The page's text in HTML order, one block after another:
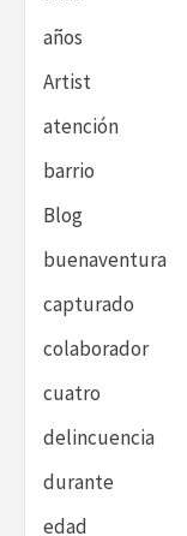
años
Artist
atención
barrio
Blog
buenaventura
capturado
colaborador
cuatro
delincuencia
durante
edad